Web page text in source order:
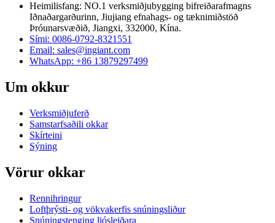
Heimilisfang: NO.1 verksmiðjubygging bifreiðarafmagns
Iðnaðargarðurinn, Jiujiang efnahags- og tæknimiðstöð
Þróunarsvæðið, Jiangxi, 332000, Kína.
Sími: 0086-0792-8321551
Email: sales@ingiant.com
WhatsApp: +86 13879297499
Um okkur
Verksmiðjuferð
Samstarfsaðili okkar
Skírteini
Sýning
Vörur okkar
Rennihringur
Loftþrýsti- og vökvakerfis snúningsliður
Snúningstenging ljósleiðara